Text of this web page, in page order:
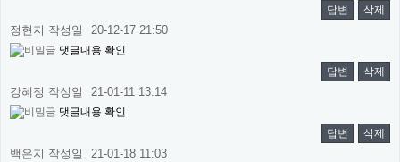
답변
삭제
정현지 작성일 20-12-17 21:50
댓글내용 확인
답변
삭제
강혜정 작성일 21-01-11 13:14
댓글내용 확인
답변
삭제
백은지 작성일 21-01-18 11:03